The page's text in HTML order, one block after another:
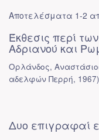
Αποτελέσματα 1-2
Έκθεσις περί
Αδριανού και
Ορλάνδος,
αδελφών Περρή, 1967)
Δυο επιγραφαί